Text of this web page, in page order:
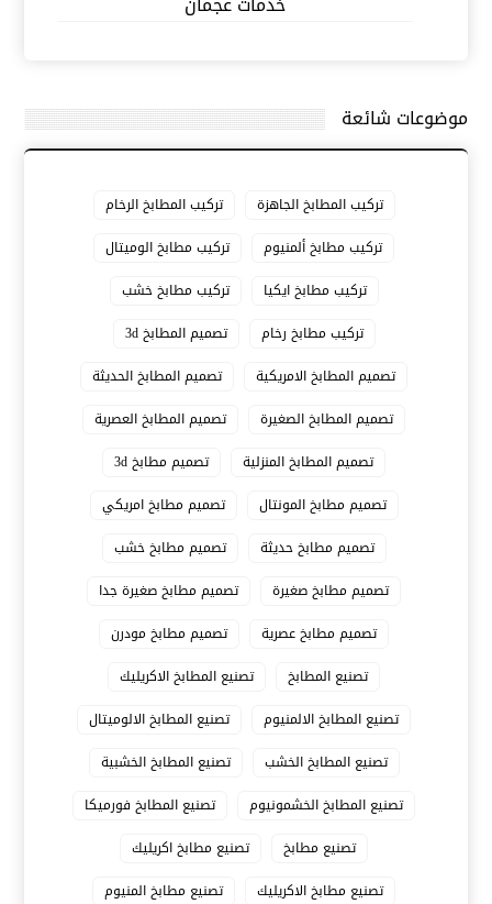
موضوعات شائعة
تركيب المطابخ الجاهزة
تركيب المطابخ الرخام
تركيب مطابخ ألمنيوم
تركيب مطابخ الوميتال
تركيب مطابخ ايكيا
تركيب مطابخ خشب
تركيب مطابخ رخام
تصميم المطابخ 3d
تصميم المطابخ الامريكية
تصميم المطابخ الحديثة
تصميم المطابخ الصغيرة
تصميم المطابخ العصرية
تصميم المطابخ المنزلية
تصميم مطابخ 3d
تصميم مطابخ المونتال
تصميم مطابخ امريكي
تصميم مطابخ حديثة
تصميم مطابخ خشب
تصميم مطابخ صغيرة
تصميم مطابخ صغيرة جدا
تصميم مطابخ عصرية
تصميم مطابخ مودرن
تصنيع المطابخ
تصنيع المطابخ الاكريليك
تصنيع المطابخ الالمنيوم
تصنيع المطابخ الالوميتال
تصنيع المطابخ الخشب
تصنيع المطابخ الخشبية
تصنيع المطابخ الخشمونيوم
تصنيع المطابخ فورميكا
تصنيع مطابخ
تصنيع مطابخ اكريليك
تصنيع مطابخ الاكريليك
تصنيع مطابخ المنيوم